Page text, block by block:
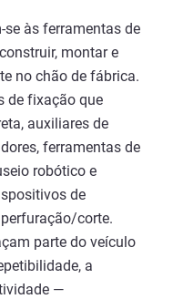
às ferramentas de
montar e
no chão de fábrica.
de fixação que
auxiliares de
ferramentas de
robótico e
de
corte.
parte do veículo
a
—